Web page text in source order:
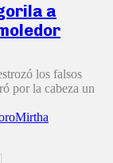
a
los falsos
por la cabeza un
Mirtha